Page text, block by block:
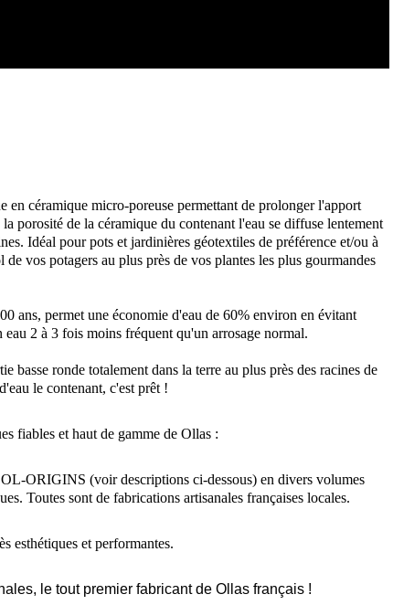
en céramique micro-poreuse permettant de prolonger l'apport
porosité de la céramique du contenant l'eau se diffuse lentement
Idéal pour pots et jardinières géotextiles de préférence et/ou à
de vos potagers au plus près de vos plantes les plus gourmandes
ans, permet une économie d'eau de 60% environ en évitant
2 à 3 fois moins fréquent qu'un arrosage normal.
basse ronde totalement dans la terre au plus près des racines de
le contenant, c'est prêt !
fiables et haut de gamme de Ollas :
ORIGINS (voir descriptions ci-dessous) en divers volumes
Toutes sont de fabrications artisanales françaises locales.
esthétiques et performantes.
le tout premier fabricant de Ollas français !